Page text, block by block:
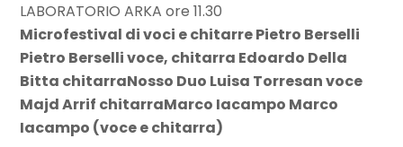
LABORATORIO ARKA ore 11.30
Microfestival di voci e chitarre Pietro Berselli
Pietro Berselli voce, chitarra Edoardo Della
Bitta chitarraNosso Duo Luisa Torresan voce
Majd Arrif chitarraMarco Iacampo Marco
Iacampo (voce e chitarra)